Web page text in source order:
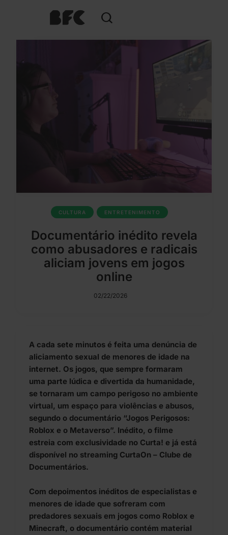
CULTURA ENTRETENIMENTO
Documentário inédito revela
como abusadores e radicais
aliciam jovens em jogos
online
02/22/2026
A cada sete minutos é feita uma denúncia de
aliciamento sexual de menores de idade na
internet. Os jogos, que sempre formaram
uma parte lúdica e divertida da humanidade,
se tornaram um campo perigoso no ambiente
virtual, um espaço para violências e abusos,
segundo o documentário “Jogos Perigosos:
Roblox e o Metaverso”. Inédito, o filme
estreia com exclusividade no Curta! e já está
disponível no streaming CurtaOn – Clube de
Documentários.
Com depoimentos inéditos de especialistas e
menores de idade que sofreram com
predadores sexuais em jogos como Roblox e
Minecraft, o documentário contém material